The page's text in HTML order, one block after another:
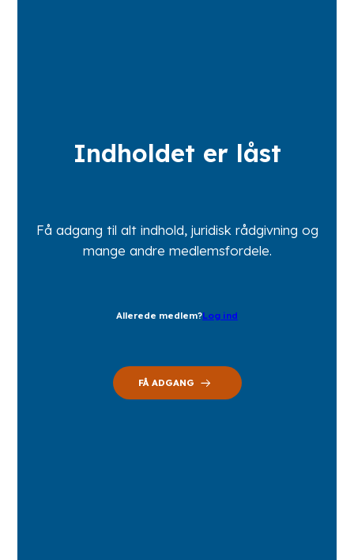
Indholdet er låst
Få adgang til alt indhold, juridisk rådgivning og
mange andre medlemsfordele.
Allerede medlem?Log ind
FÅ ADGANG